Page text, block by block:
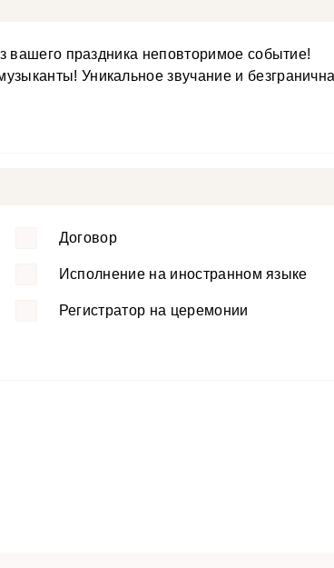
вашего праздника неповторимое событие!
Уникальное звучание и
Договор
Исполнение на иностранном языке
Регистратор на церемонии